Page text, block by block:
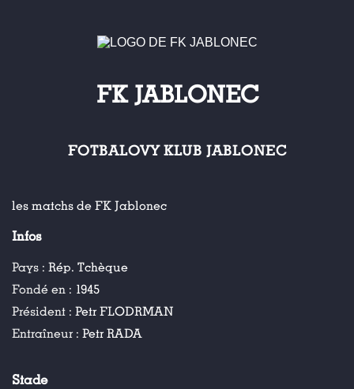
FK JABLONEC
FOTBALOVY KLUB JABLONEC
les matchs de FK Jablonec
Infos
Pays : Rép. Tchèque
Fondé en : 1945
Président : Petr FLODRMAN
Entraîneur : Petr RADA
Stade